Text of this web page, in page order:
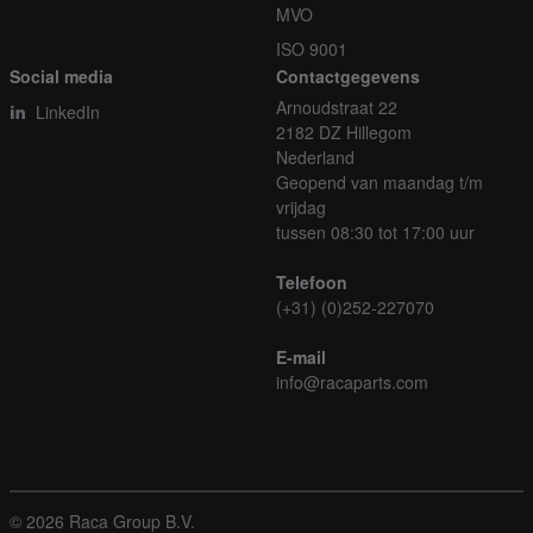
MVO
ISO 9001
Social media
LinkedIn
Contactgegevens
Arnoudstraat 22
2182 DZ Hillegom
Nederland
Geopend van maandag t/m
vrijdag
tussen 08:30 tot 17:00 uur
Telefoon
(+31) (0)252-227070
E-mail
info@racaparts.com
© 2026 Raca Group B.V.